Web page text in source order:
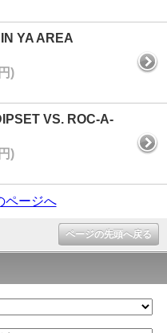
YA AREA
)
VS. ROC-A-
)
ページへ
ページの先頭へ戻る